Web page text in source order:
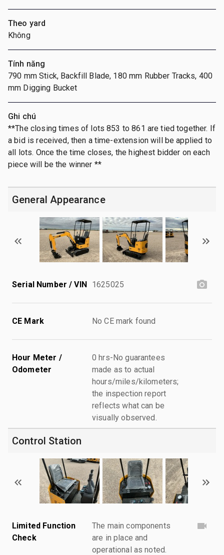
Theo yard
Không
Tính năng
790 mm Stick, Backfill Blade, 180 mm Rubber Tracks, 400
mm Digging Bucket
Ghi chú
**The closing times of lots 853 to 861 are tied together. If
a bid is received, then a time-extension will be applied to
all lots. Once the time closes, the highest bidder on each
piece will be the winner **
General Appearance
Serial Number / VIN 1625025
CE Mark No CE mark found
Hour Meter /
Odometer
0 hrs-No guarantees
made as to actual
hours/miles/kilometers;
the inspection report
reflects what can be
visually observed.
Control Station
Limited Function
Check
The main components
are in place and
operational as noted.